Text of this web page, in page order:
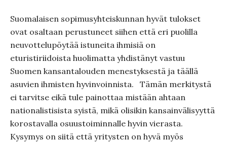
Suomalaisen sopimusyhteiskunnan hyvät tulokset
ovat osaltaan perustuneet siihen että eri puolilla
neuvottelupöytää istuneita ihmisiä on
eturistiriidoista huolimatta yhdistänyt vastuu
Suomen kansantalouden menestyksestä ja täällä
asuvien ihmisten hyvinvoinnista.
Tämän merkitystä
ei tarvitse eikä tule painottaa mistään ahtaan
nationalistisista syistä, mikä olisikin kansainvälisyyttä
korostavalla osuustoiminnalle hyvin vierasta.
Kysymys on siitä että yritysten on hyvä myös